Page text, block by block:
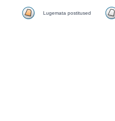
Lugemata postitused